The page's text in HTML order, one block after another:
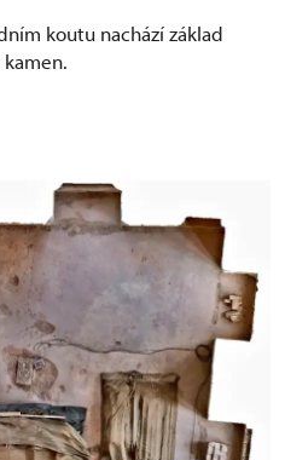
koutu nachází základ